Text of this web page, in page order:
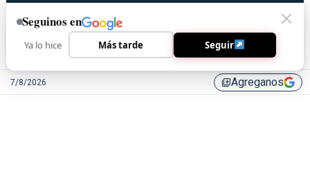
7/8/2026 library_addAgreganos
Seguinos en
Ya lo hice Más tarde Seguir